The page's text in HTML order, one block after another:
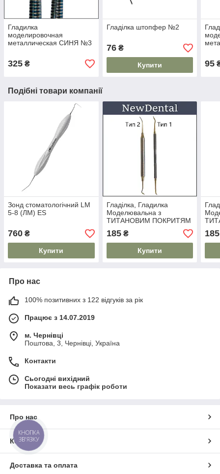
Гладилка
моделировочная
металлическая СИНЯ №3
325 ₴
Гладілка штопфер №2
76₴
Купити 95
Подібні товари компанії
Зонд стоматологічний LM
5-8 (ЛМ) ES
760 ₴
Купити
Гладілка, Гладилка
Моделювальна з
ТИТАНОВИМ ПОКРИТЯМ
185₴
Купити
185
Про нас
100% позитивних з 122 відгуків за рік
Працює з 14.07.2019
м. Чернівці
Поштова, 3, Чернівці, Україна
Контакти
Сьогодні вихідний
Показати весь графік роботи
Про нас
Контакти
Доставка та оплата
КНОПКА
ЗВ'ЯЗКУ